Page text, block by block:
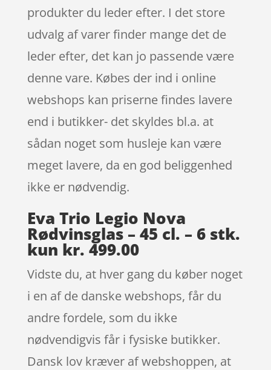
produkter du leder efter. I det store
udvalg af varer finder mange det de
leder efter, det kan jo passende være
denne vare. Købes der ind i online
webshops kan priserne findes lavere
end i butikker- det skyldes bl.a. at
sådan noget som husleje kan være
meget lavere, da en god beliggenhed
ikke er nødvendig.
Eva Trio Legio Nova
Rødvinsglas – 45 cl. – 6 stk.
kun kr. 499.00
Vidste du, at hver gang du køber noget
i en af de danske webshops, får du
andre fordele, som du ikke
nødvendigvis får i fysiske butikker.
Dansk lov kræver af webshoppen, at